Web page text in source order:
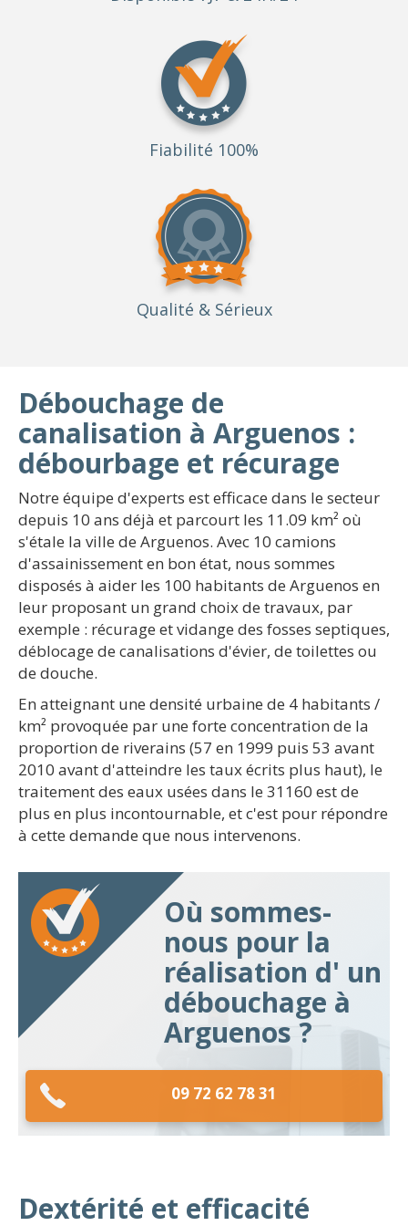
Fiabilité 100%
Qualité & Sérieux
Débouchage de
canalisation à Arguenos :
débourbage et récurage
Notre équipe d'experts est efficace dans le secteur
depuis 10 ans déjà et parcourt les 11.09 km² où
s'étale la ville de Arguenos. Avec 10 camions
d'assainissement en bon état, nous sommes
disposés à aider les 100 habitants de Arguenos en
leur proposant un grand choix de travaux, par
exemple : récurage et vidange des fosses septiques,
déblocage de canalisations d'évier, de toilettes ou
de douche.
En atteignant une densité urbaine de 4 habitants /
km² provoquée par une forte concentration de la
proportion de riverains (57 en 1999 puis 53 avant
2010 avant d'atteindre les taux écrits plus haut), le
traitement des eaux usées dans le 31160 est de
plus en plus incontournable, et c'est pour répondre
à cette demande que nous intervenons.
Où sommes-
nous pour la
réalisation d' un
débouchage à
Arguenos ?
09 72 62 78 31
Dextérité et efficacité